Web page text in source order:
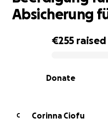
0% complete
€255 raised
Donate
Absicherung
C
Corinna Ciofu